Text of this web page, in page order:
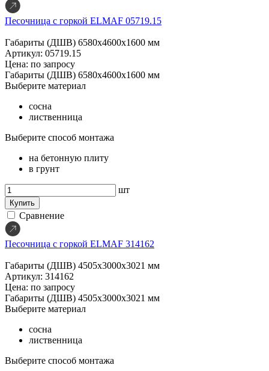
Песочница с горкой ELMAF 05719.15
Габариты (ДШВ) 6580х4600х1600 мм
Артикул: 05719.15
Цена: по запросу
Габариты (ДШВ) 6580х4600х1600 мм
Выберите материал
сосна
лиственница
Выберите способ монтажа
на бетонную плиту
в грунт
шт
Купить
Сравнение
Песочница с горкой ELMAF 314162
Габариты (ДШВ) 4505х3000х3021 мм
Артикул: 314162
Цена: по запросу
Габариты (ДШВ) 4505х3000х3021 мм
Выберите материал
сосна
лиственница
Выберите способ монтажа